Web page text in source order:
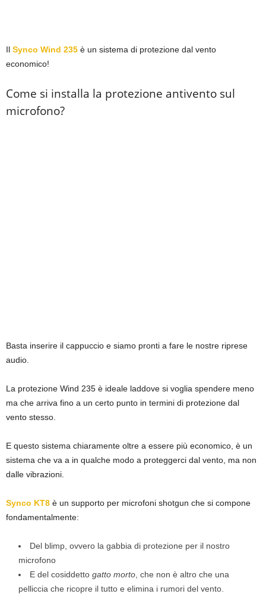
Il Synco Wind 235 è un sistema di protezione dal vento
economico!
Come si installa la protezione antivento sul
microfono?
Basta inserire il cappuccio e siamo pronti a fare le nostre riprese
audio.
La protezione Wind 235 è ideale laddove si voglia spendere meno
ma che arriva fino a un certo punto in termini di protezione dal
vento stesso.
E questo sistema chiaramente oltre a essere più economico, è un
sistema che va a in qualche modo a proteggerci dal vento, ma non
dalle vibrazioni.
Synco KT8 è un supporto per microfoni shotgun che si compone
fondamentalmente:
Del blimp, ovvero la gabbia di protezione per il nostro
microfono
E del cosiddetto gatto morto , che non è altro che una
pelliccia che ricopre il tutto e elimina i rumori del vento.